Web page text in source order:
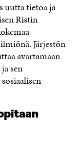
uutta tietoa ja
Ristin
Järjestön
avartamaan
sen